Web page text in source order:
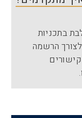
בתכניות
הרשמה